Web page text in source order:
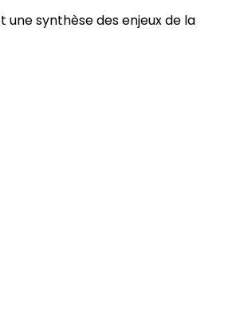
synthèse des enjeux de la